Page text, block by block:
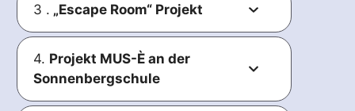
Mädchen der 3. Klasse der
Hebelschule und dann auch der 2. bis
5. Klasse und der Wentzingerschule,
insgesamt 17 Mädchen, nahmen an den
Mit der Freiburger Puppenbühne haben
wir seit Jahren gute Erfahrungen. Die
3 . „Escape Room“ Projekt
4. Projekt MUS-È an der
Sonnenbergschule